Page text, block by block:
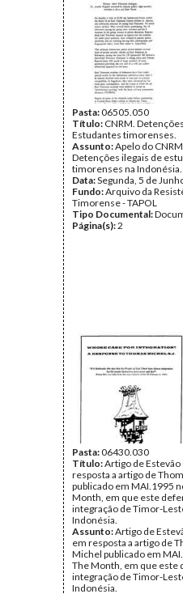
Pasta:06505.050
Título: CNRM.
Estudantes timorenses.
Assunto:Apelo do
Detenções ilegais de
timorenses na Indonésia.
Data:Segunda, 5 de
Fundo:Arquivo da
Timorense - TAPOL
Tipo Documental:
Página(s):2
Pasta:06430.030
Título:Artigo de Estevão
resposta a artigo de
publicado em MAI.1995
Month, em que este
integração de Timor-
Indonésia.
Assunto:Artigo de
em resposta a artigo de
Michel publicado em
The Month, em que este
integração de Timor-
Indonésia.